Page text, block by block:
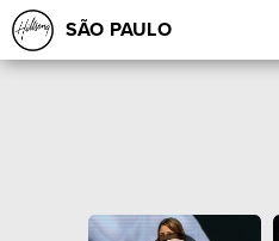
SÃO PAULO